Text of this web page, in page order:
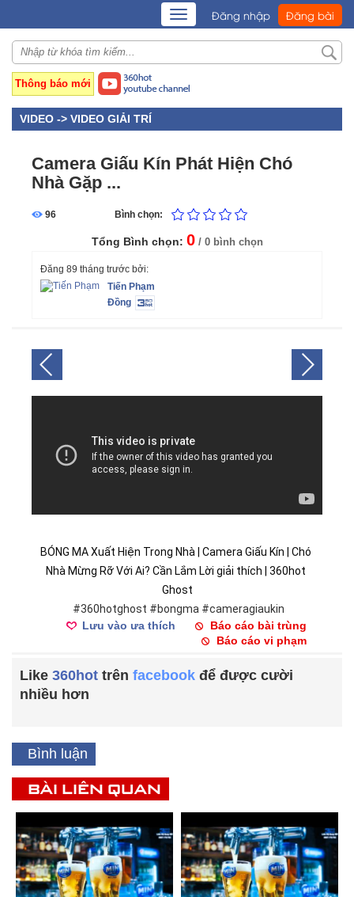
TOGGLE
NAVIGATION
Đăng nhập Đăng bài
Thông báo mới
VIDEO -> VIDEO GIẢI TRÍ
Camera Giấu Kín Phát Hiện Chó
Nhà Gặp ...
96 Bình chọn:
Tổng Bình chọn: 0 / 0 bình chọn
Đăng 89 tháng trước bởi:
Tiến Phạm
Đồng
BÓNG MA Xuất Hiện Trong Nhà | Camera Giấu Kín | Chó
Nhà Mừng Rỡ Với Ai? Cần Lắm Lời giải thích | 360hot
Ghost
#360hotghost #bongma #cameragiaukin
Lưu vào ưa thích
Báo cáo bài trùng
Báo cáo vi phạm
Like 360hot trên facebook để được cười
nhiều hơn
Bình luận
BÀI LIÊN QUAN